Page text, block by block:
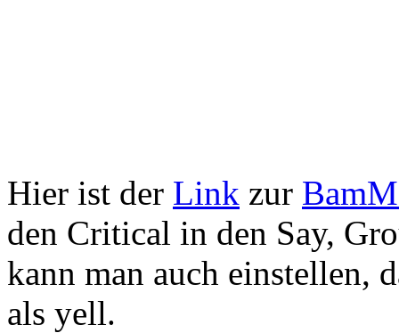
Hier ist der Link zur
den Critical in den Say,
kann man auch einstellen,
als yell.